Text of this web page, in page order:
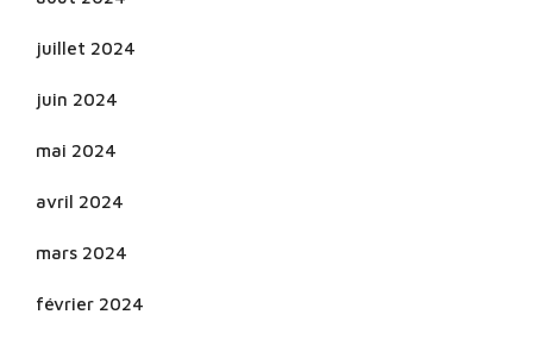
juillet 2024
juin 2024
mai 2024
avril 2024
mars 2024
février 2024